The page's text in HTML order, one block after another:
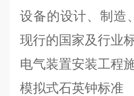
设备的设计、制造
现行的国家及行业
电气装置安装工程
模拟式石英钟标准